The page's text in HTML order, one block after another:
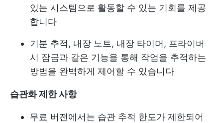
있는 시스템으로 활동할 수 있는 기회를 제공
합니다
기분 추적, 내장 노트, 내장 타이머, 프라이버
시 잠금과 같은 기능을 통해 작업을 추적하는
방법을 완벽하게 제어할 수 있습니다
습관화 제한 사항
무료 버전에서는 습관 추적 한도가 제한되어